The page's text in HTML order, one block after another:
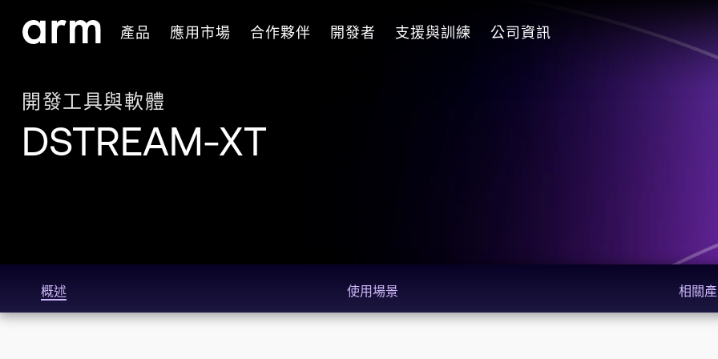
Skip to Footer
產品 應用市場 合作夥伴 開發者 支援與訓練 公司資訊
開發工具與軟體
DSTREAM-XT
概述 使用場景 相關